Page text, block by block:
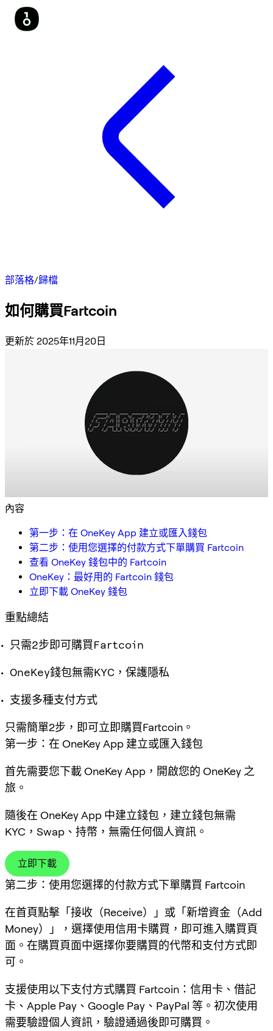
部落格/歸檔
如何購買Fartcoin
更新於 2025年11月20日
內容
第一步：在 OneKey App 建立或匯入錢包
第二步：使用您選擇的付款方式下單購買 Fartcoin
查看 OneKey 錢包中的 Fartcoin
OneKey：最好用的 Fartcoin 錢包
立即下載 OneKey 錢包
重點總結
只需2步即可購買Fartcoin
OneKey錢包無需KYC，保護隱私
支援多種支付方式
只需簡單2步，即可立即購買Fartcoin。
第一步：在 OneKey App 建立或匯入錢包
首先需要您下載 OneKey App，開啟您的 OneKey 之
旅。
隨後在 OneKey App 中建立錢包，建立錢包無需
KYC，Swap、持幣，無需任何個人資訊。
立即下載
第二步：使用您選擇的付款方式下單購買 Fartcoin
在首頁點擊「接收（Receive）」或「新增資金（Add
Money）」，選擇使用信用卡購買，即可進入購買頁
面。在購買頁面中選擇你要購買的代幣和支付方式即
可。
支援使用以下支付方式購買 Fartcoin：信用卡、借記
卡、Apple Pay、Google Pay、PayPal 等。初次使用
需要驗證個人資訊，驗證通過後即可購買。